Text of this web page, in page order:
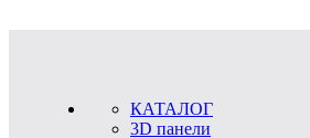
КАТАЛОГ
3D панели